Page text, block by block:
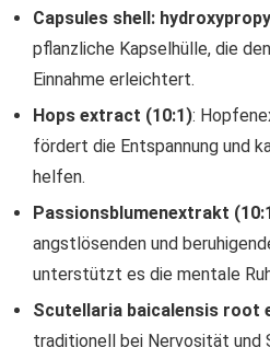
Capsules shell:
pflanzliche Kapselhülle, die
Einnahme erleichtert.
Hops extract (10:1):
fördert die Entspannung und
helfen.
Passionsblumenextrakt
angstlösenden und
unterstützt es die mentale
Scutellaria baicalensis root
traditionell bei Nervosität